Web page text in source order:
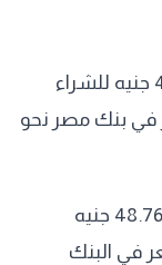
وسجل البنك الأهلي المصري سعر 48.76 جنيه للشراء
في بنك مصر نحو
كما سجل البنك العربي الإفريقي الدولي 48.76 جنيه
السعر في البنك